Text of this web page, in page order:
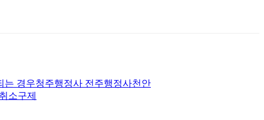
는 경우청주행정사 전주행정사천안
소구제